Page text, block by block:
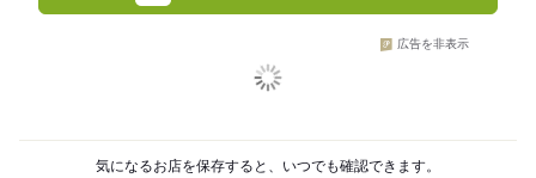
広告を非表示
気になるお店を保存すると、いつでも確認できます。